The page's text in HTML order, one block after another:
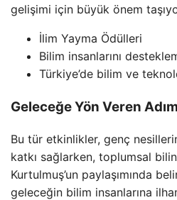
gelişimi için büyük önem
İlim Yayma Ödülleri
Bilim insanlarını
Türkiye’de bilim ve
Geleceğe Yön Veren
Bu tür etkinlikler, genç
katkı sağlarken, toplumsal
Kurtulmuş’un paylaşımında
geleceğin bilim insanlarına